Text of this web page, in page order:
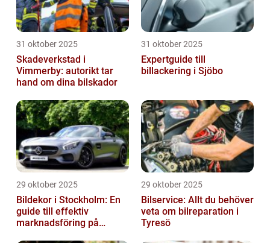
31 oktober 2025
Skadeverkstad i
Vimmerby: autorikt tar
hand om dina bilskador
31 oktober 2025
Expertguide till
billackering i Sjöbo
29 oktober 2025
Bildekor i Stockholm: En
guide till effektiv
marknadsföring på
29 oktober 2025
Bilservice: Allt du behöver
veta om bilreparation i
Tyresö